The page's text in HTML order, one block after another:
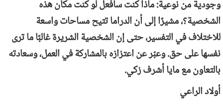
وجودية من نوعية: ماذا كنت سأفعل لو كنت مكان هذه
الشخصية؟، مشيرًا إلى أن الدراما تتيح مساحات واسعة
للاختلاف في التفسير، حتى إن الشخصية الشريرة غالبًا ما ترى
نفسها على حق. وعبّر عن اعتزازه بالمشاركة في العمل، وسعادته
بالتعاون مع مايا أشرف زكي.
أولاد الراعي